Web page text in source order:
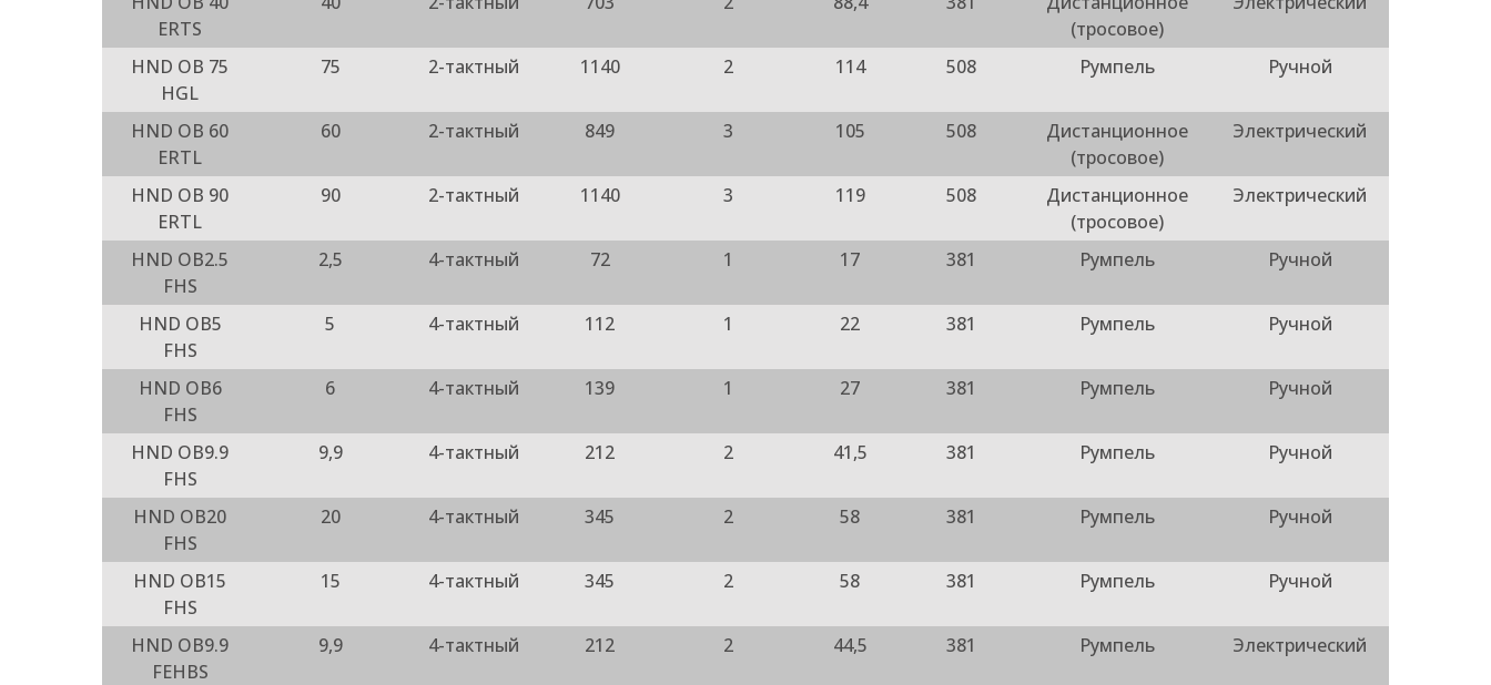
ERTS
(тросовое)
HND OB 75
HGL
75 2-тактный 1140 2 114 508 Румпель Ручной
HND OB 60
ERTL
60 2-тактный 849 3 105 508
Дистанционное
(тросовое)
Электрический
HND OB 90
ERTL
90 2-тактный 1140 3 119 508
Дистанционное
(тросовое)
Электрический
HND OB2.5
FHS
2,5 4-тактный 72 1 17 381 Румпель Ручной
HND OB5
FHS
5 4-тактный 112 1 22 381 Румпель Ручной
HND OB6
FHS
6 4-тактный 139 1 27 381 Румпель Ручной
HND OB9.9
FHS
9,9 4-тактный 212 2 41,5 381 Румпель Ручной
HND OB20
FHS
20 4-тактный 345 2 58 381 Румпель Ручной
HND OB15
FHS
15 4-тактный 345 2 58 381 Румпель Ручной
HND OB9.9
FEHBS
9,9 4-тактный 212 2 44,5 381 Румпель Электрический